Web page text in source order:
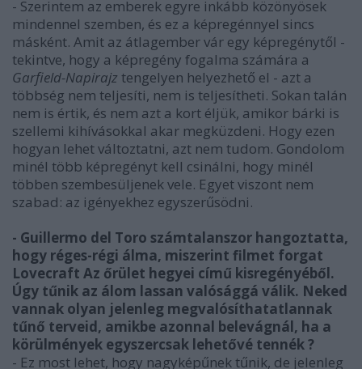
- Szerintem az emberek egyre inkább közönyösek
mindennel szemben, és ez a képregénnyel sincs
másként. Amit az átlagember vár egy képregénytől -
tekintve, hogy a képregény fogalma számára a
Garfield-Napirajz tengelyen helyezhető el - azt a
többség nem teljesíti, nem is teljesítheti. Sokan talán
nem is értik, és nem azt a kort éljük, amikor bárki is
szellemi kihívásokkal akar megküzdeni. Hogy ezen
hogyan lehet változtatni, azt nem tudom. Gondolom
minél több képregényt kell csinálni, hogy minél
többen szembesüljenek vele. Egyet viszont nem
szabad: az igényekhez egyszerűsödni.
- Guillermo del Toro számtalanszor hangoztatta,
hogy réges-régi álma, miszerint filmet forgat
Lovecraft Az őrület hegyei című kisregényéből.
Úgy tűnik az álom lassan valósággá válik. Neked
vannak olyan jelenleg megvalósíthatatlannak
tűnő terveid, amikbe azonnal belevágnál, ha a
körülmények egyszercsak lehetővé tennék ?
- Ez most lehet, hogy nagyképűnek tűnik, de jelenleg